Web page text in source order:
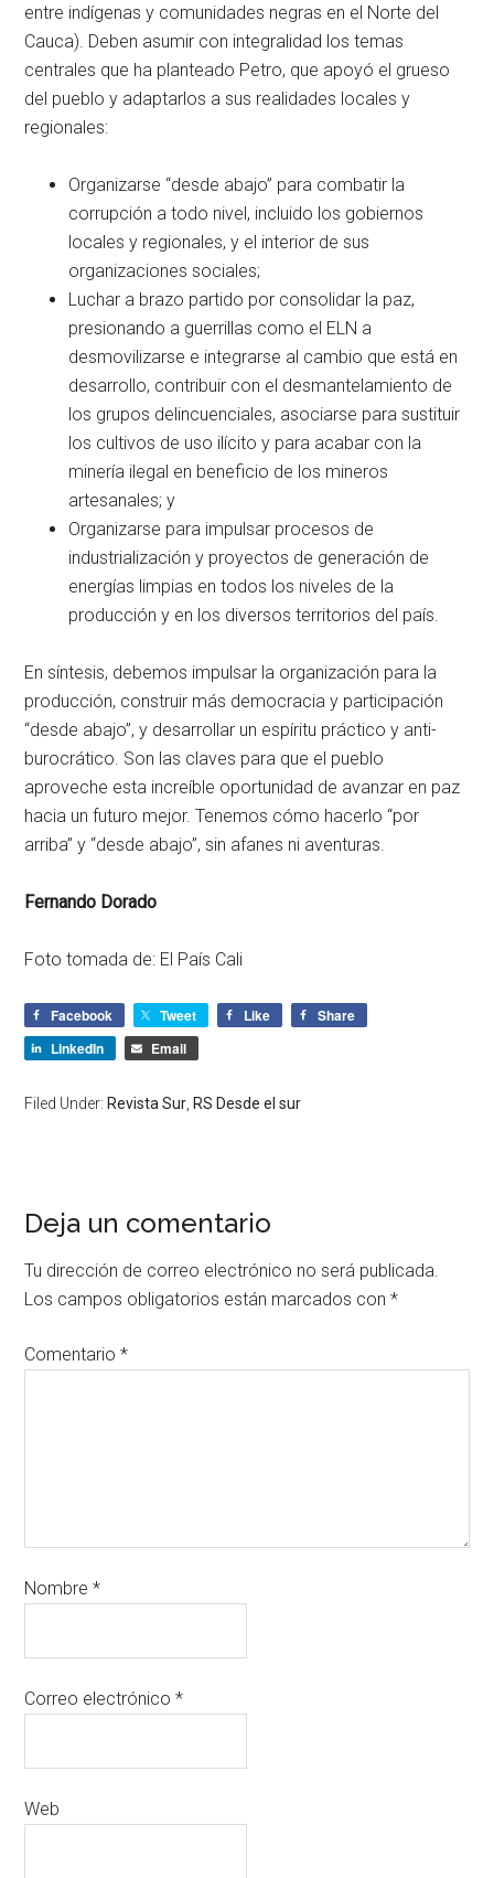
entre indígenas y comunidades negras en el Norte del
Cauca). Deben asumir con integralidad los temas
centrales que ha planteado Petro, que apoyó el grueso
del pueblo y adaptarlos a sus realidades locales y
regionales:
Organizarse “desde abajo” para combatir la
corrupción a todo nivel, incluido los gobiernos
locales y regionales, y el interior de sus
organizaciones sociales;
Luchar a brazo partido por consolidar la paz,
presionando a guerrillas como el ELN a
desmovilizarse e integrarse al cambio que está en
desarrollo, contribuir con el desmantelamiento de
los grupos delincuenciales, asociarse para sustituir
los cultivos de uso ilícito y para acabar con la
minería ilegal en beneficio de los mineros
artesanales; y
Organizarse para impulsar procesos de
industrialización y proyectos de generación de
energías limpias en todos los niveles de la
producción y en los diversos territorios del país.
En síntesis, debemos impulsar la organización para la
producción, construir más democracia y participación
“desde abajo”, y desarrollar un espíritu práctico y anti-
burocrático. Son las claves para que el pueblo
aproveche esta increíble oportunidad de avanzar en paz
hacia un futuro mejor. Tenemos cómo hacerlo “por
arriba” y “desde abajo”, sin afanes ni aventuras.
Fernando Dorado
Foto tomada de: El País Cali
Facebook Tweet Like
Share
LinkedIn
Email
Filed Under:Revista Sur ,RS Desde el sur
Deja un comentario
Tu dirección de correo electrónico no será publicada.
Los campos obligatorios están marcados con*
Comentario*
Nombre*
Correo electrónico*
Web